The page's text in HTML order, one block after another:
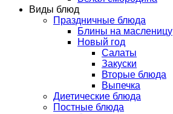
Виды блюд
Праздничные блюда
Блины на масленицу
Новый год
Салаты
Закуски
Вторые блюда
Выпечка
Диетические блюда
Постные блюда